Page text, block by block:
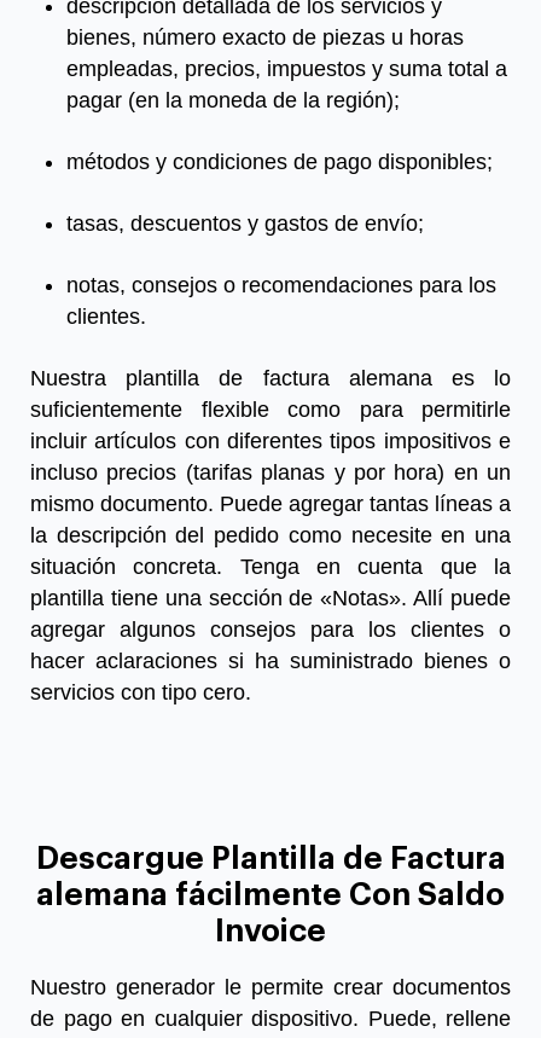
descripción detallada de los servicios y
bienes, número exacto de piezas u horas
empleadas, precios, impuestos y suma total a
pagar (en la moneda de la región);
métodos y condiciones de pago disponibles;
tasas, descuentos y gastos de envío;
notas, consejos o recomendaciones para los
clientes.
Nuestra plantilla de factura alemanaes lo
suficientemente flexible como para permitirle
incluir artículos con diferentes tipos impositivos e
incluso precios (tarifas planas y por hora) en un
mismo documento. Puede agregar tantas líneas a
la descripción del pedido como necesite en una
situación concreta. Tenga en cuenta que la
plantilla tiene una sección de «Notas». Allí puede
agregar algunos consejos para los clientes o
hacer aclaraciones si ha suministrado bienes o
servicios con tipo cero.
Descargue Plantilla de Factura
alemana fácilmente Con Saldo
Invoice
Nuestro generador le permite crear documentos
de pago en cualquier dispositivo. Puede, rellene